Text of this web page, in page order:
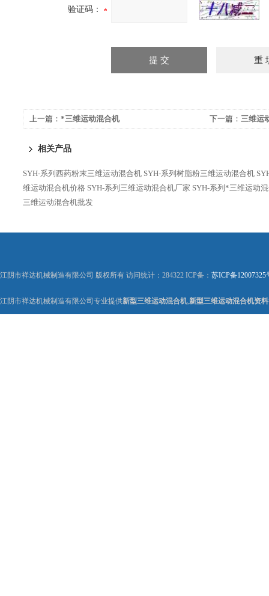
验证码：
上一篇： *三维运动混合机 下一篇： 三维运
相关产品
SYH-系列西药粉末三维运动混合机 SYH-系列树脂粉三维运动混合机
维运动混合机价格 SYH-系列三维运动混合机厂家 SYH-系列*三维运动
三维运动混合机批发
江阴市祥达机械制造有限公司 版权所有 访问统计：284322 ICP备： 苏ICP备12007325
江阴市祥达机械制造有限公司专业提供新型三维运动混合机,新型三维运动混合机资料